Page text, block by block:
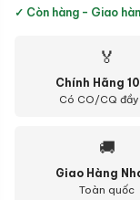
✓ Còn hàng - Giao
🏅
Chính Hãng
Có CO/CQ đầy
🚚
Giao Hàng
Toàn quốc